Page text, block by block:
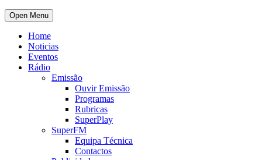
Open Menu
Home
Noticias
Eventos
Rádio
Emissão
Ouvir Emissão
Programas
Rubricas
SuperPlay
SuperFM
Equipa Técnica
Contactos